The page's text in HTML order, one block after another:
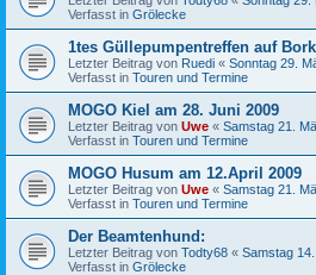
Verfasst in Grölecke
1tes Güllepumpentreffen auf
Letzter Beitrag von Ruedi « Sonntag 29.
Verfasst in Touren und Termine
MOGO Kiel am 28. Juni 2009
Letzter Beitrag von Uwe « Samstag 21.
Verfasst in Touren und Termine
MOGO Husum am 12.April 2009
Letzter Beitrag von Uwe « Samstag 21.
Verfasst in Touren und Termine
Der Beamtenhund:
Letzter Beitrag von Todty68 « Samstag
Verfasst in Grölecke